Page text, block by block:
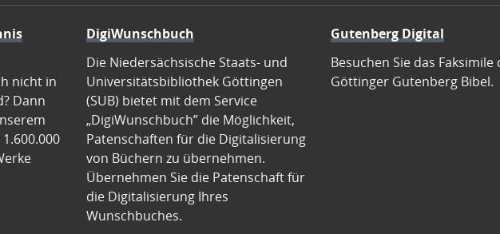
nicht in
Dann
DigiWunschbuch
Die Niedersächsische Staats- und
Universitätsbibliothek Göttingen
(SUB) bietet mit dem Service
„DigiWunschbuch” die Möglichkeit,
Patenschaften für die Digitalisierung
von Büchern zu übernehmen.
Übernehmen Sie die Patenschaft für
die Digitalisierung Ihres
Wunschbuches.
Gutenberg Digital
Besuchen Sie das Faksimile
Göttinger Gutenberg Bibel.